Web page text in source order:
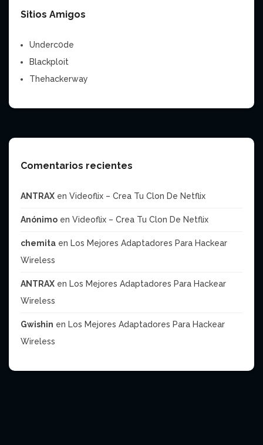
Sitios Amigos
Underc0de
Blackploit
Thehackerway
Comentarios recientes
ANTRAX en Videoflix – Crea Tu Clon De Netflix
Anónimo en Videoflix – Crea Tu Clon De Netflix
chemita en Los Mejores Adaptadores Para Hackear
Wireless
ANTRAX en Los Mejores Adaptadores Para Hackear
Wireless
Gwishin en Los Mejores Adaptadores Para Hackear
Wireless